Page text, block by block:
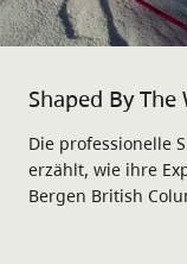
Shaped By The
Die professionelle
erzählt, wie ihre
Bergen British